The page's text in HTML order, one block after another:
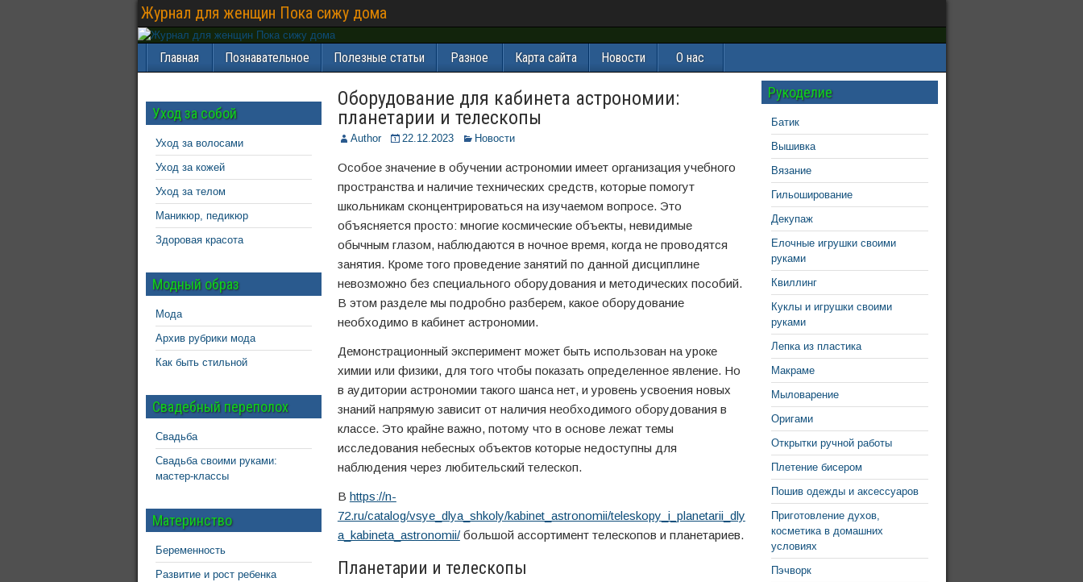
Журнал для женщин Пока сижу дома
Главная Познавательное Полезные статьи Разное Карта сайта Новости О нас
Оборудование для кабинета астрономии:
планетарии и телескопы
Author 22.12.2023 Новости
Особое значение в обучении астрономии имеет организация учебного
пространства и наличие технических средств, которые помогут
школьникам сконцентрироваться на изучаемом вопросе. Это
объясняется просто: многие космические объекты, невидимые
обычным глазом, наблюдаются в ночное время, когда не проводятся
занятия. Кроме того проведение занятий по данной дисциплине
невозможно без специального оборудования и методических пособий.
В этом разделе мы подробно разберем, какое оборудование
необходимо в кабинет астрономии.
Демонстрационный эксперимент может быть использован на уроке
химии или физики, для того чтобы показать определенное явление. Но
в аудитории астрономии такого шанса нет, и уровень усвоения новых
знаний напрямую зависит от наличия необходимого оборудования в
классе. Это крайне важно, потому что в основе лежат темы
исследования небесных объектов которые недоступны для
наблюдения через любительский телескоп.
В https://n-
72.ru/catalog/vsye_dlya_shkoly/kabinet_astronomii/teleskopy_i_planetarii_dly
a_kabineta_astronomii/большой ассортимент телескопов и планетариев.
Планетарии и телескопы
Уход за собой
Уход за волосами
Уход за кожей
Уход за телом
Маникюр, педикюр
Здоровая красота
Модный образ
Мода
Архив рубрики мода
Как быть стильной
Свадебный переполох
Свадьба
Свадьба своими руками:
мастер-классы
Материнство
Беременность
Развитие и рост ребенка
Рукоделие
Батик
Вышивка
Вязание
Гильоширование
Декупаж
Елочные игрушки своими
руками
Квиллинг
Куклы и игрушки своими
руками
Лепка из пластика
Макраме
Мыловарение
Оригами
Открытки ручной работы
Плетение бисером
Пошив одежды и аксессуаров
Приготовление духов,
косметика в домашних
условиях
Пэчворк